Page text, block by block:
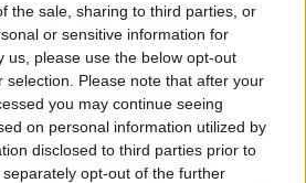
the sale, sharing to third parties, or
or sensitive information for
us, please use the below opt-out
selection. Please note that after your
you may continue seeing
on personal information utilized by
disclosed to third parties prior to
opt-out of the further
12:50
για Έλενα Τσαβαλιά:
μαζί, όταν
και οι δύο